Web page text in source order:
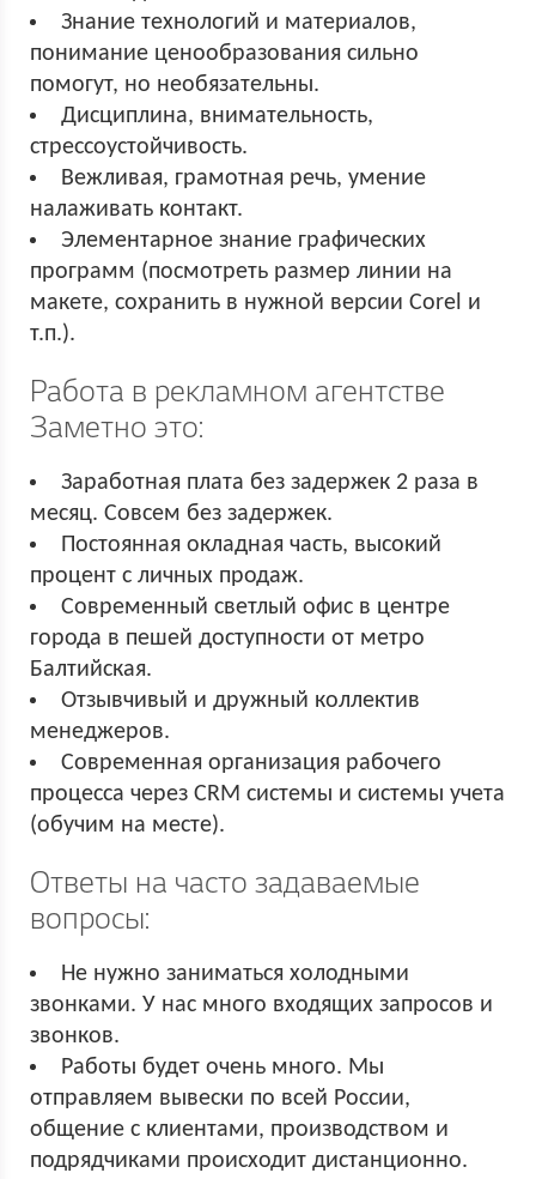
Знание технологий и материалов,
понимание ценообразования сильно
помогут, но необязательны.
Дисциплина, внимательность,
стрессоустойчивость.
Вежливая, грамотная речь, умение
налаживать контакт.
Элементарное знание графических
программ (посмотреть размер линии на
макете, сохранить в нужной версии Corel и
т.п.).
Работа в рекламном агентстве
Заметно это:
Заработная плата без задержек 2 раза в
месяц. Совсем без задержек.
Постоянная окладная часть, высокий
процент с личных продаж.
Современный светлый офис в центре
города в пешей доступности от метро
Балтийская.
Отзывчивый и дружный коллектив
менеджеров.
Современная организация рабочего
процесса через CRM системы и системы учета
(обучим на месте).
Ответы на часто задаваемые
вопросы:
Не нужно заниматься холодными
звонками. У нас много входящих запросов и
звонков.
Работы будет очень много. Мы
отправляем вывески по всей России,
общение с клиентами, производством и
подрядчиками происходит дистанционно.